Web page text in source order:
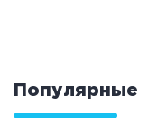
Популярные